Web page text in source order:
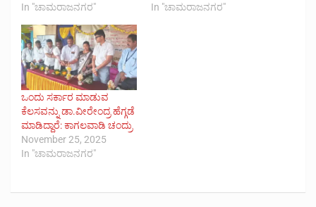
In "ಚಾಮರಾಜನಗರ"
In "ಚಾಮರಾಜನಗರ"
ಒಂದು ಸರ್ಕಾರ ಮಾಡುವ
ಕೆಲಸವನ್ನು ಡಾ.ವೀರೇಂದ್ರ ಹೆಗ್ಗಡೆ
ಮಾಡಿದ್ದಾರೆ: ಕಾಗಲವಾಡಿ ಚಂದ್ರು
November 25, 2025
In "ಚಾಮರಾಜನಗರ"